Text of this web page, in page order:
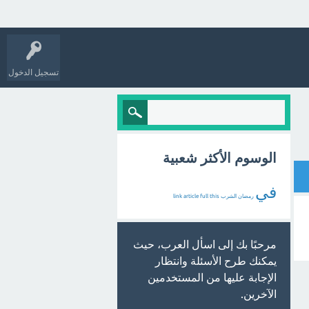
تسجيل الدخول
الوسوم الأكثر شعبية
في رمضان الشرب link article full this
مرحبًا بك إلى اسأل العرب، حيث
يمكنك طرح الأسئلة وانتظار
الإجابة عليها من المستخدمين
الآخرين.